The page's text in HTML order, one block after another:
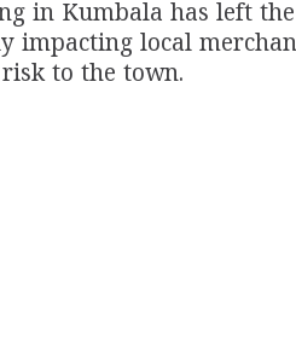
in Kumbala has left
impacting local
to the town.